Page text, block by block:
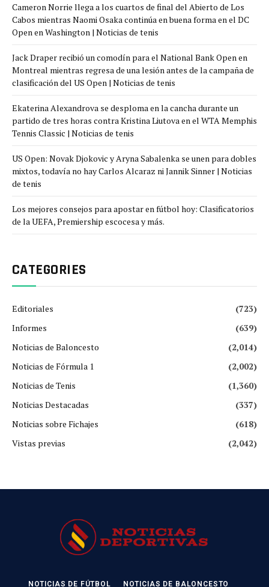
Cameron Norrie llega a los cuartos de final del Abierto de Los
Cabos mientras Naomi Osaka continúa en buena forma en el DC
Open en Washington | Noticias de tenis
Jack Draper recibió un comodín para el National Bank Open en
Montreal mientras regresa de una lesión antes de la campaña de
clasificación del US Open | Noticias de tenis
Ekaterina Alexandrova se desploma en la cancha durante un
partido de tres horas contra Kristina Liutova en el WTA Memphis
Tennis Classic | Noticias de tenis
US Open: Novak Djokovic y Aryna Sabalenka se unen para dobles
mixtos, todavía no hay Carlos Alcaraz ni Jannik Sinner | Noticias
de tenis
Los mejores consejos para apostar en fútbol hoy: Clasificatorios
de la UEFA, Premiership escocesa y más.
CATEGORIES
Editoriales
(723)
Informes
(639)
Noticias de Baloncesto
(2,014)
Noticias de Fórmula 1
(2,002)
Noticias de Tenis
(1,360)
Noticias Destacadas
(337)
Noticias sobre Fichajes
(618)
Vistas previas
(2,042)
NOTICIAS DE FÚTBOL NOTICIAS DE BALONCESTO